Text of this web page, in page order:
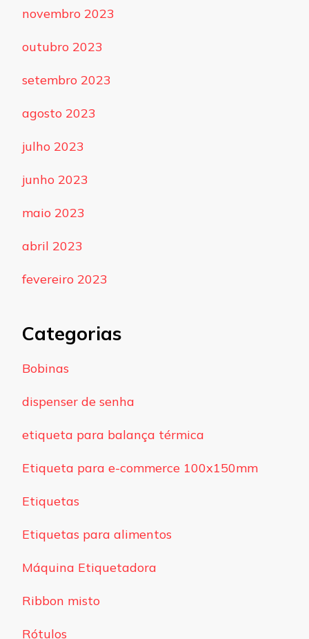
novembro 2023
outubro 2023
setembro 2023
agosto 2023
julho 2023
junho 2023
maio 2023
abril 2023
fevereiro 2023
Categorias
Bobinas
dispenser de senha
etiqueta para balança térmica
Etiqueta para e-commerce 100x150mm
Etiquetas
Etiquetas para alimentos
Máquina Etiquetadora
Ribbon misto
Rótulos